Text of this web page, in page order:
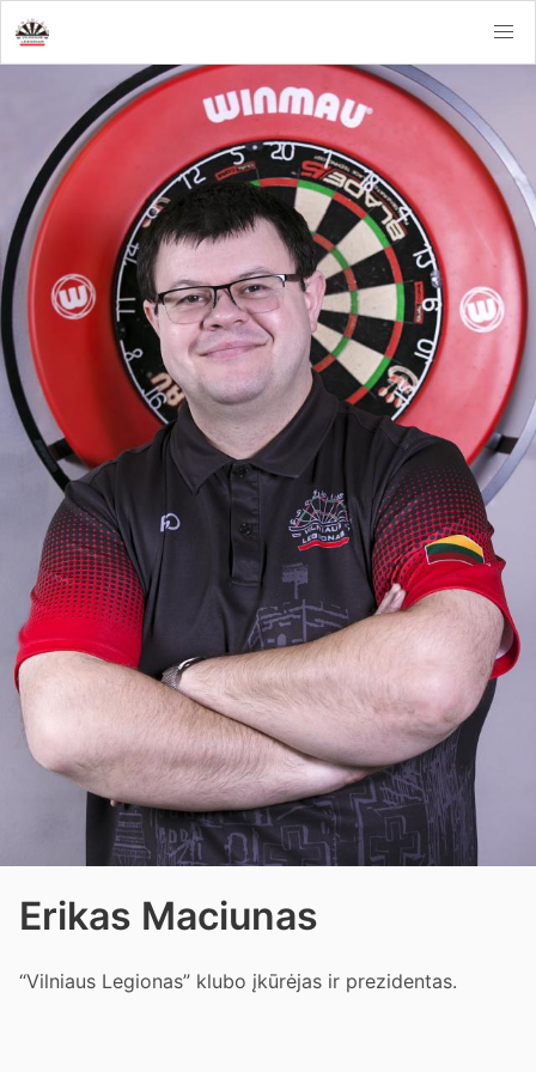
Erikas Maciunas
“Vilniaus Legionas” klubo įkūrėjas ir prezidentas.